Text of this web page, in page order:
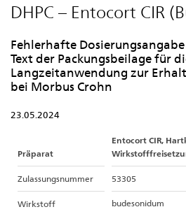
DHPC – Entocort CIR
Fehlerhafte
Text der Packungsbeilage für
Langzeitanwendung zur
bei Morbus Crohn
23.05.2024
Präparat
Entocort CIR,
Zulassungsnummer 53305
Wirkstoff budesonidum